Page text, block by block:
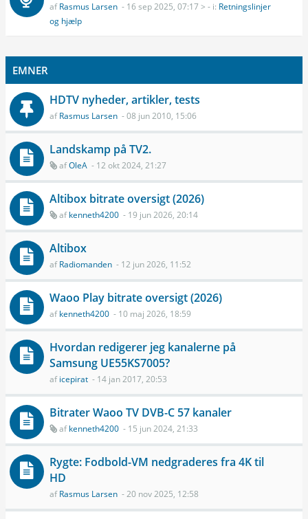
afRasmus Larsen - 16 sep 2025, 07:17 > - i: Retningslinjer
og hjælp
EMNER
HDTV nyheder, artikler, tests
afRasmus Larsen - 08 jun 2010, 15:06
Landskamp på TV2.
afOleA - 12 okt 2024, 21:27
Altibox bitrate oversigt (2026)
afkenneth4200 - 19 jun 2026, 20:14
Altibox
afRadiomanden - 12 jun 2026, 11:52
Waoo Play bitrate oversigt (2026)
afkenneth4200 - 10 maj 2026, 18:59
Hvordan redigerer jeg kanalerne på
Samsung UE55KS7005?
aficepirat - 14 jan 2017, 20:53
Bitrater Waoo TV DVB-C 57 kanaler
afkenneth4200 - 15 jun 2024, 21:33
Rygte: Fodbold-VM nedgraderes fra 4K til
HD
afRasmus Larsen - 20 nov 2025, 12:58